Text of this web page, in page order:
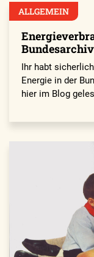
ALLGEMEIN
Ihr habt
Energie in der
hier im Blog